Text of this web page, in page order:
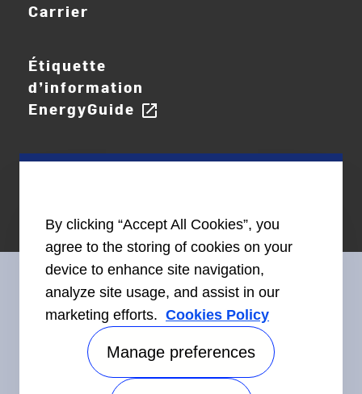
Carrier
Étiquette
d’information
EnergyGuide open_in_new
Restez en contact avec nous
By clicking “Accept All Cookies”, you
agree to the storing of cookies on your
device to enhance site navigation,
analyze site usage, and assist in our
marketing efforts. Cookies Policy
Manage preferences